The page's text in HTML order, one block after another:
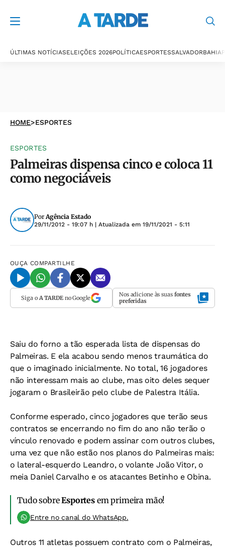
ÚLTIMAS NOTÍCIASELEIÇÕES 2026POLÍTICAESPORTESSALVADORBAHIA
HOME>ESPORTES
ESPORTES
Palmeiras dispensa cinco e coloca 11
como negociáveis
PorAgência Estado
29/11/2012 - 19:07 h | Atualizada em 19/11/2021 - 5:11
OUÇA COMPARTILHE
Siga o A TARDEno Google Nos adicione às suas fontes
preferidas
Saiu do forno a tão esperada lista de dispensas do
Palmeiras. E ela acabou sendo menos traumática do
que o imaginado inicialmente. No total, 16 jogadores
não interessam mais ao clube, mas oito deles sequer
jogaram o Brasileirão pelo clube de Palestra Itália.
Conforme esperado, cinco jogadores que terão seus
contratos se encerrando no fim do ano não terão o
vínculo renovado e podem assinar com outros clubes,
uma vez que não estão nos planos do Palmeiras mais:
o lateral-esquerdo Leandro, o volante João Vitor, o
meia Daniel Carvalho e os atacantes Betinho e Obina.
Tudo sobreEsportesem primeira mão!
Entre no canal do WhatsApp.
Outros 11 atletas possuem contrato com o Palmeiras,